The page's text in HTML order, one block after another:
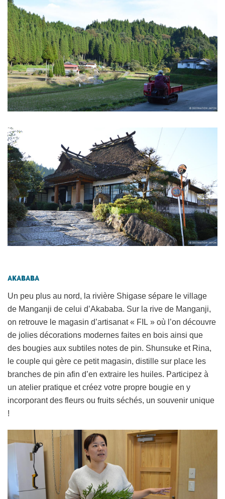
Akababa
Un peu plus au nord, la rivière Shigase sépare le village
de Manganji de celui d’Akababa. Sur la rive de Manganji,
on retrouve le magasin d’artisanat « FIL » où l’on découvre
de jolies décorations modernes faites en bois ainsi que
des bougies aux subtiles notes de pin. Shunsuke et Rina,
le couple qui gère ce petit magasin, distille sur place les
branches de pin afin d’en extraire les huiles. Participez à
un atelier pratique et créez votre propre bougie en y
incorporant des fleurs ou fruits séchés, un souvenir unique
!